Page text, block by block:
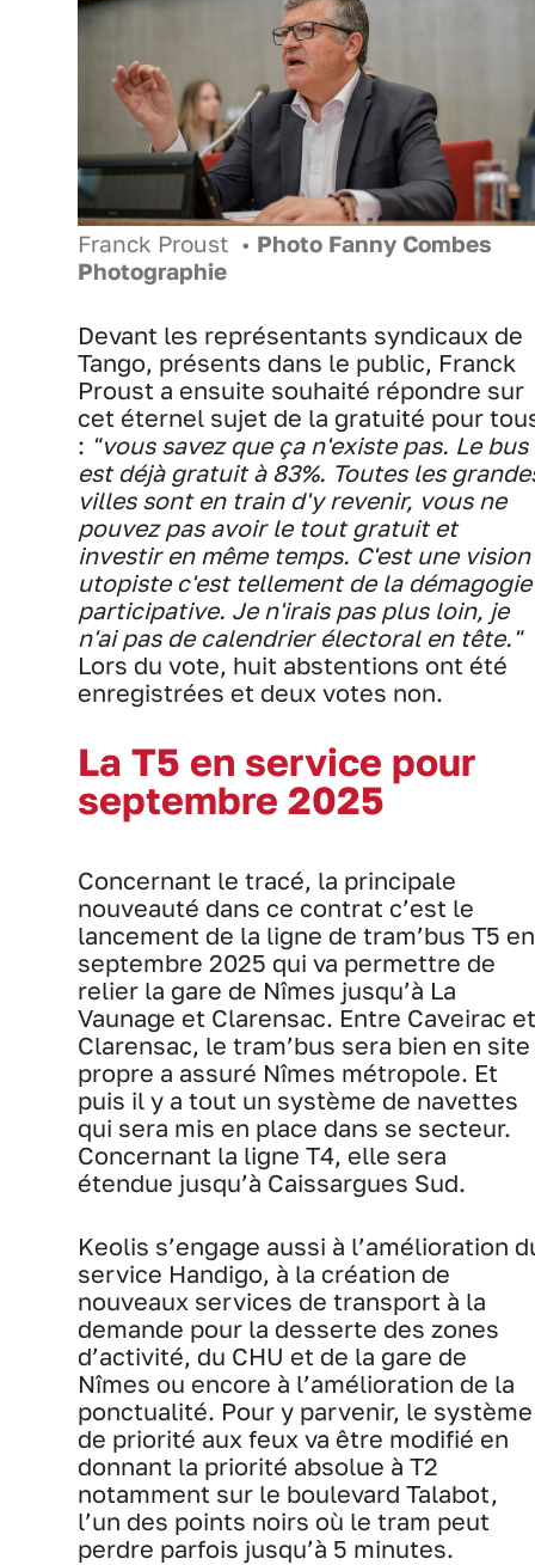
Franck Proust • Photo Fanny Combes
Photographie
Devant les représentants syndicaux de
Tango, présents dans le public, Franck
Proust a ensuite souhaité répondre sur
cet éternel sujet de la gratuité pour
: "vous savez que ça n'existe pas. Le bus
est déjà gratuit à 83%. Toutes les
villes sont en train d'y revenir, vous ne
pouvez pas avoir le tout gratuit et
investir en même temps. C'est une vision
utopiste c'est tellement de la démagogie
participative. Je n'irais pas plus loin, je
n'ai pas de calendrier électoral en tête."
Lors du vote, huit abstentions ont été
enregistrées et deux votes non.
La T5 en service pour
septembre 2025
Concernant le tracé, la principale
nouveauté dans ce contrat c’est le
lancement de la ligne de tram’bus T5 en
septembre 2025 qui va permettre de
relier la gare de Nîmes jusqu’à La
Vaunage et Clarensac. Entre Caveirac et
Clarensac, le tram’bus sera bien en site
propre a assuré Nîmes métropole. Et
puis il y a tout un système de navettes
qui sera mis en place dans se secteur.
Concernant la ligne T4, elle sera
étendue jusqu’à Caissargues Sud.
Keolis s’engage aussi à l’amélioration
service Handigo, à la création de
nouveaux services de transport à la
demande pour la desserte des zones
d’activité, du CHU et de la gare de
Nîmes ou encore à l’amélioration de la
ponctualité. Pour y parvenir, le système
de priorité aux feux va être modifié en
donnant la priorité absolue à T2
notamment sur le boulevard Talabot,
l’un des points noirs où le tram peut
perdre parfois jusqu’à 5 minutes.